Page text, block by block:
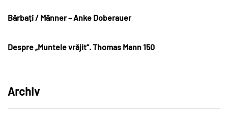
Bărbați / Männer – Anke Doberauer
Despre „Muntele vrăjit“. Thomas Mann 150
Archiv